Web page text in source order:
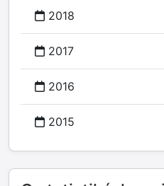
2018
2017
2016
2015